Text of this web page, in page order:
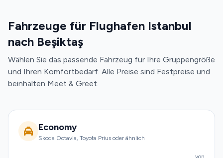
Fahrzeuge für Flughafen Istanbul
nach Beşiktaş
Wählen Sie das passende Fahrzeug für Ihre Gruppengröße
und Ihren Komfortbedarf. Alle Preise sind Festpreise und
beinhalten Meet & Greet.
Economy
Skoda Octavia, Toyota Prius oder ähnlich
von